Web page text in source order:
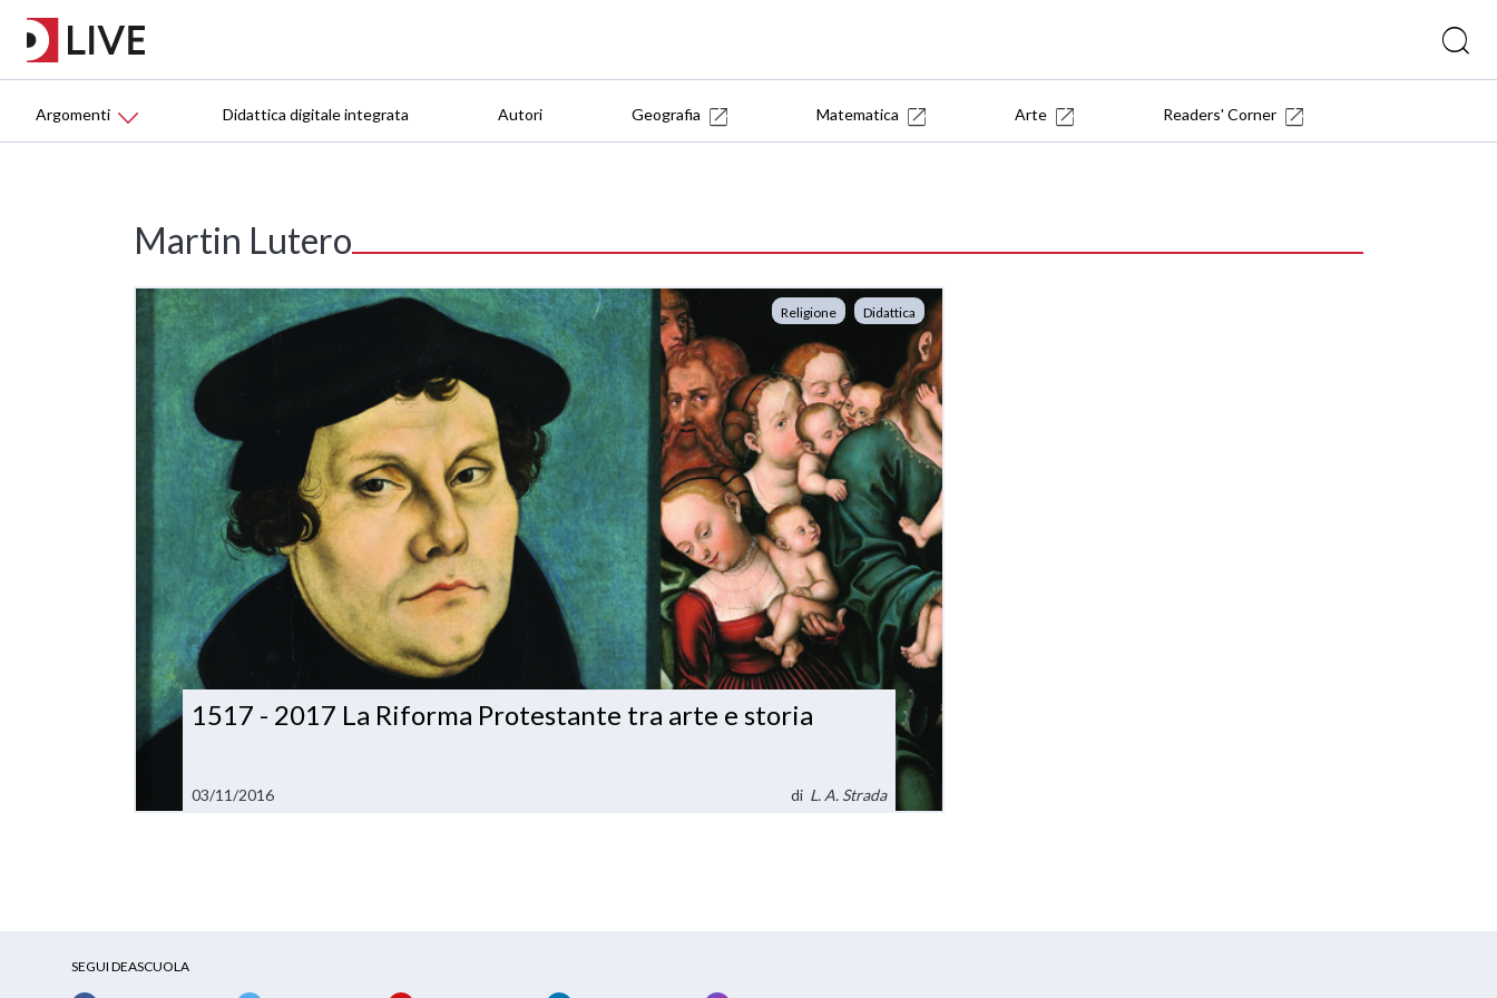
Argomenti Didattica digitale integrata Autori Geografia Matematica Arte Readers' Corner
Martin Lutero
Religione Didattica
1517 - 2017 La Riforma Protestante tra arte e storia
03/11/2016 di L. A. Strada
SEGUI DEASCUOLA